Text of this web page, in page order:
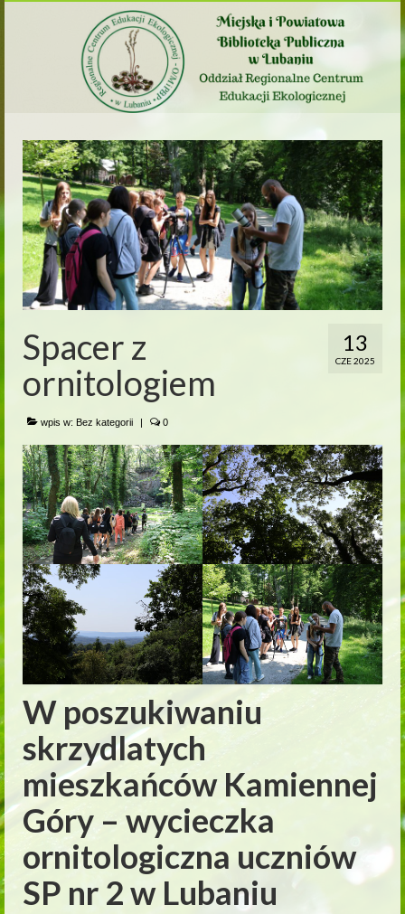
13
CZE 2025
Spacer z
ornitologiem
wpis w: Bez kategorii | 0
W poszukiwaniu
skrzydlatych
mieszkańców Kamiennej
Góry – wycieczka
ornitologiczna uczniów
SP nr 2 w Lubaniu